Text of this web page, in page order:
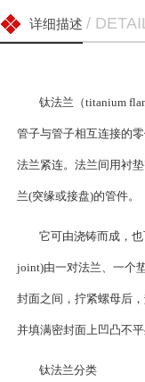
详细描述 /
钛法兰（titanium
管子与管子相互连接的
法兰紧连。法兰间用衬
兰(突缘或接盘)的管件。
它可由浇铸而成，
joint)由一对法兰、一个
封面之间，拧紧螺母后
并填满密封面上凹凸不
钛法兰分类